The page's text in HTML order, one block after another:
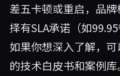
差五卡顿或重启，品
择有SLA承诺（如
如果你想深入了解，可
的技术白皮书和案例库